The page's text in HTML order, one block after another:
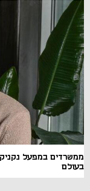
ממשרדים במפעל
בעולם